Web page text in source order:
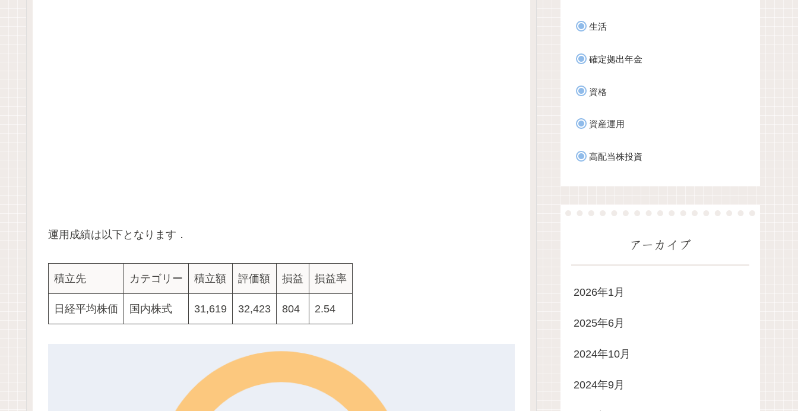
運用成績は以下となります．
積立先 カテゴリー 積立額 評価額 損益 損益率
日経平均株価 国内株式 31,619 32,423 804 2.54
生活
確定拠出年金
資格
資産運用
高配当株投資
アーカイブ
2026年1月
2025年6月
2024年10月
2024年9月